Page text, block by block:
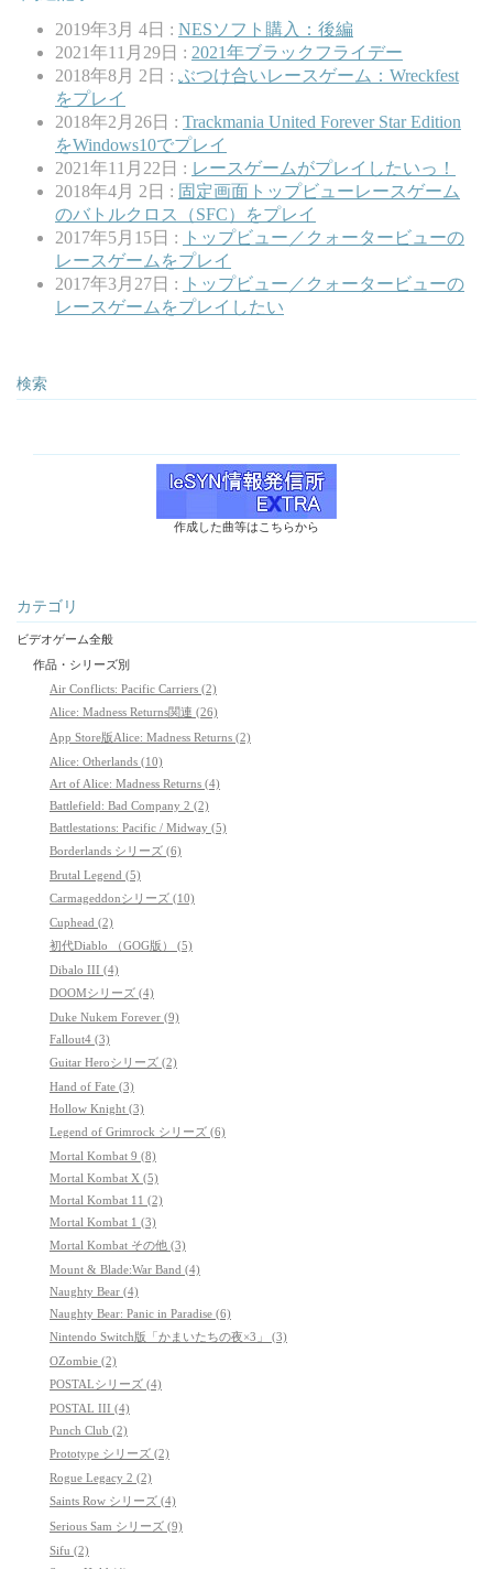
2019年3月 4日 : NESソフト購入：後編
2021年11月29日 : 2021年ブラックフライデー
2018年8月 2日 : ぶつけ合いレースゲーム：Wreckfest
をプレイ
2018年2月26日 : Trackmania United Forever Star Edition
をWindows10でプレイ
2021年11月22日 : レースゲームがプレイしたいっ！
2018年4月 2日 : 固定画面トップビューレースゲーム
のバトルクロス（SFC）をプレイ
2017年5月15日 :
トップビュー／クォータービューの
レースゲームをプレイ
2017年3月27日 :
トップビュー／クォータービューの
レースゲームをプレイしたい
検索
作成した曲等はこちらから
カテゴリ
ビデオゲーム全般
作品・シリーズ別
Air Conflicts: Pacific Carriers (2)
Alice: Madness Returns関連 (26)
App Store版Alice: Madness Returns (2)
Alice: Otherlands (10)
Art of Alice: Madness Returns (4)
Battlefield: Bad Company 2 (2)
Battlestations: Pacific / Midway (5)
Borderlands シリーズ (6)
Brutal Legend (5)
Carmageddonシリーズ (10)
Cuphead (2)
初代Diablo （GOG版） (5)
Dibalo III (4)
DOOMシリーズ (4)
Duke Nukem Forever (9)
Fallout4 (3)
Guitar Heroシリーズ (2)
Hand of Fate (3)
Hollow Knight (3)
Legend of Grimrock シリーズ (6)
Mortal Kombat 9 (8)
Mortal Kombat X (5)
Mortal Kombat 11 (2)
Mortal Kombat 1 (3)
Mortal Kombat その他 (3)
Mount & Blade:War Band (4)
Naughty Bear (4)
Naughty Bear: Panic in Paradise (6)
Nintendo Switch版「かまいたちの夜×3」 (3)
OZombie (2)
POSTALシリーズ (4)
POSTAL III (4)
Punch Club (2)
Prototype シリーズ (2)
Rogue Legacy 2 (2)
Saints Row シリーズ (4)
Serious Sam シリーズ (9)
Sifu (2)